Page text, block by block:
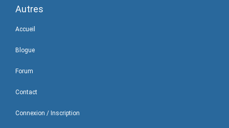
Autres
Accueil
Blogue
Forum
Contact
Connexion / Inscription